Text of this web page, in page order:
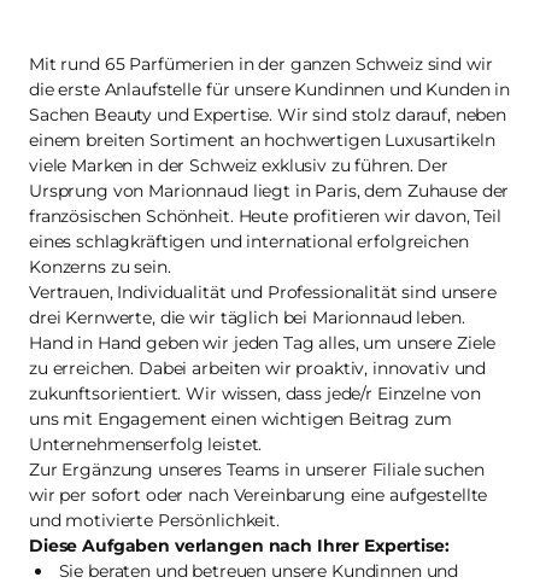
Mit rund 65 Parfümerien in der ganzen Schweiz sind wir
die erste Anlaufstelle für unsere Kundinnen und Kunden in
Sachen Beauty und Expertise. Wir sind stolz darauf, neben
einem breiten Sortiment an hochwertigen Luxusartikeln
viele Marken in der Schweiz exklusiv zu führen. Der
Ursprung von Marionnaud liegt in Paris, dem Zuhause der
französischen Schönheit. Heute profitieren wir davon, Teil
eines schlagkräftigen und international erfolgreichen
Konzerns zu sein.
Vertrauen, Individualität und Professionalität sind unsere
drei Kernwerte, die wir täglich bei Marionnaud leben.
Hand in Hand geben wir jeden Tag alles, um unsere Ziele
zu erreichen. Dabei arbeiten wir proaktiv, innovativ und
zukunftsorientiert. Wir wissen, dass jede/r Einzelne von
uns mit Engagement einen wichtigen Beitrag zum
Unternehmenserfolg leistet.
Zur Ergänzung unseres Teams in unserer Filiale suchen
wir per sofort oder nach Vereinbarung eine aufgestellte
und motivierte Persönlichkeit.
Diese Aufgaben verlangen nach Ihrer Expertise:
Sie beraten und betreuen unsere Kundinnen und